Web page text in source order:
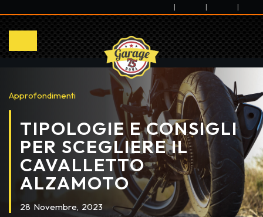
| | |
Approfondimenti
TIPOLOGIE E CONSIGLI
PER SCEGLIERE IL
CAVALLETTO
ALZAMOTO
28 Novembre, 2023